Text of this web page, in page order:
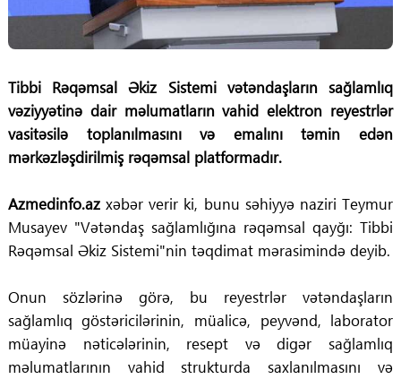
Tibbi Rəqəmsal Əkiz Sistemi vətəndaşların sağlamlıq
vəziyyətinə dair məlumatların vahid elektron reyestrlər
vasitəsilə toplanılmasını və emalını təmin edən
mərkəzləşdirilmiş rəqəmsal platformadır.
Azmedinfo.azxəbər verir ki, bunu səhiyyə naziri Teymur
Musayev "Vətəndaş sağlamlığına rəqəmsal qayğı: Tibbi
Rəqəmsal Əkiz Sistemi"nin təqdimat mərasimində deyib.
Onun sözlərinə görə, bu reyestrlər vətəndaşların
sağlamlıq göstəricilərinin, müalicə, peyvənd, laborator
müayinə nəticələrinin, resept və digər sağlamlıq
məlumatlarının vahid strukturda saxlanılmasını və